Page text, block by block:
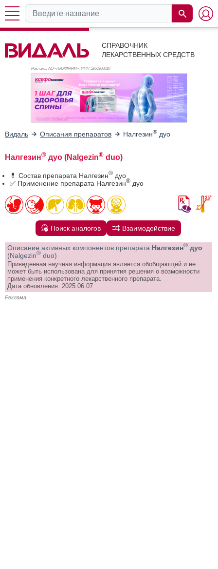
СПРАВОЧНИК
ЛЕКАРСТВЕННЫХ СРЕДСТВ
Реклама. АО «НИЖФАРМ», ИНН 5260900010
Видаль Описания препаратов Налгезин® дуо
Налгезин® дуо (Nalgezin® duo)
💊 Состав препарата Налгезин® дуо
✅ Применение препарата Налгезин® дуо
Поиск аналогов Взаимодействие
Описание активных компонентов препарата Налгезин® дуо
(Nalgezin® duo)
Приведенная научная информация является обобщающей и не
может быть использована для принятия решения о возможности
применения конкретного лекарственного препарата.
Дата обновления: 2025.06.07
Реклама